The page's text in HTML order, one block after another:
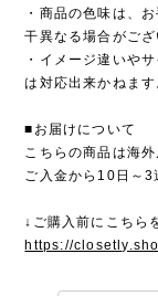
・商品の色味は、
干異なる場合がござ
・イメージ違いや
は対応出来かねます
■お届けについて
こちらの商品は海
ご入金から10日～3
↓ご購入前にこちら
https://